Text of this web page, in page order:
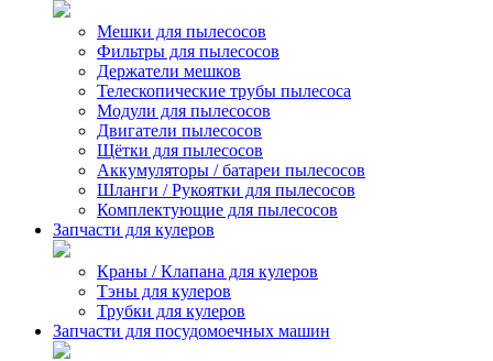
Мешки для пылесосов
Фильтры для пылесосов
Держатели мешков
Телескопические трубы пылесоса
Модули для пылесосов
Двигатели пылесосов
Щётки для пылесосов
Аккумуляторы / батареи пылесосов
Шланги / Рукоятки для пылесосов
Комплектующие для пылесосов
Запчасти для кулеров
Краны / Клапана для кулеров
Тэны для кулеров
Трубки для кулеров
Запчасти для посудомоечных машин